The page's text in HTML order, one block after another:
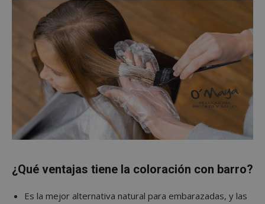
¿Qué ventajas tiene la coloración con barro?
Es la mejor alternativa natural para embarazadas, y las